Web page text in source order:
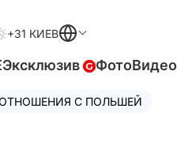
+31 КИЕВ
Эксклюзив ФотоВидео
С ПОЛЬШЕЙ